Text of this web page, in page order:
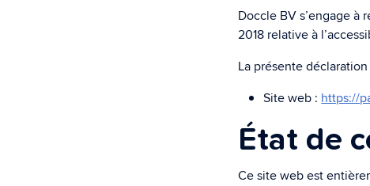
Super sécurisé et
Doccle BV s’engage à
2018 relative à
La présente
Site web : https://
État de
Ce site web est